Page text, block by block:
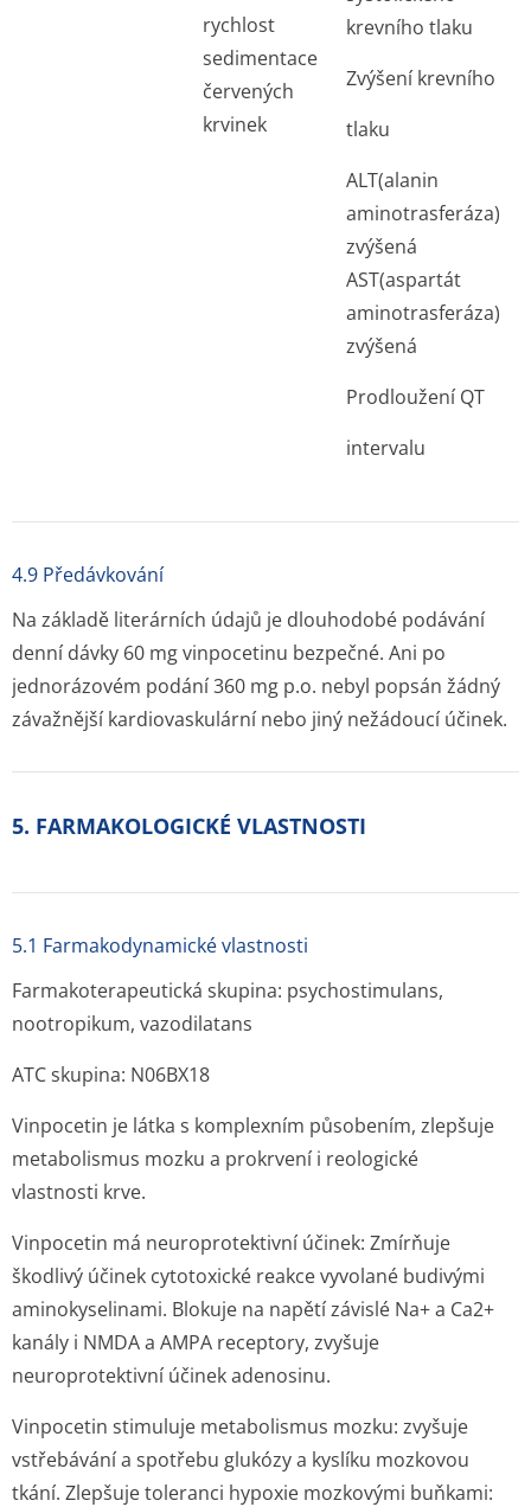
rychlost
sedimentace
červených
krvinek
krevního tlaku
Zvýšení krevního
tlaku
ALT(alanin
aminotrasferáza)
zvýšená
AST(aspartát
aminotrasferáza)
zvýšená
Prodloužení QT
intervalu
4.9 Předávkování
Na základě literárních údajů je dlouhodobé podávání
denní dávky 60 mg vinpocetinu bezpečné. Ani po
jednorázovém podání 360 mg p.o. nebyl popsán žádný
závažnější kardiovaskulární nebo jiný nežádoucí účinek.
5. FARMAKOLOGICKÉ VLASTNOSTI
5.1 Farmakodynamické vlastnosti
Farmakoterapeutická skupina: psychostimulans,
nootropikum, vazodilatans
ATC skupina: N06BX18
Vinpocetin je látka s komplexním působením, zlepšuje
metabolismus mozku a prokrvení i reologické
vlastnosti krve.
Vinpocetin má neuroprotektivní účinek: Zmírňuje
škodlivý účinek cytotoxické reakce vyvolané budivými
aminokyselinami. Blokuje na napětí závislé Na+ a Ca2+
kanály i NMDA a AMPA receptory, zvyšuje
neuroprotektivní účinek adenosinu.
Vinpocetin stimuluje metabolismus mozku: zvyšuje
vstřebávání a spotřebu glukózy a kyslíku mozkovou
tkání. Zlepšuje toleranci hypoxie mozkovými buňkami: